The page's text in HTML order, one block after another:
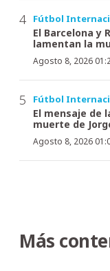
Fútbol
El Barcelona y
lamentan la
Agosto 8, 2026
Fútbol
El mensaje de
muerte de
Agosto 8, 2026
Más